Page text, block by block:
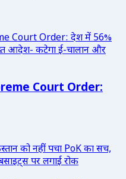
Court Order: